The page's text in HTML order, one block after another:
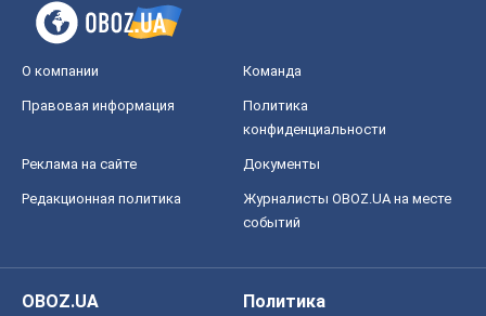
О компании Команда
Правовая информация
Политика
конфиденциальности
Реклама на сайте Документы
Редакционная политика
Журналисты OBOZ.UA на месте
событий
OBOZ.UA
Политика